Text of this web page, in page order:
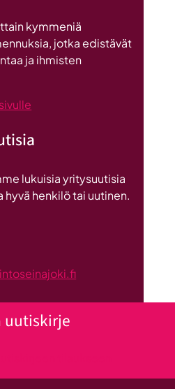
kymmeniä
jotka edistävät
ja ihmisten
lukuisia yritysuutisia
hyvä henkilö tai uutinen.
uutiskirje